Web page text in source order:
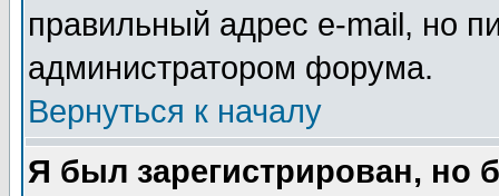
правильный адрес e-mail, но
администратором форума.
Вернуться к началу
Я был зарегистрирован, но